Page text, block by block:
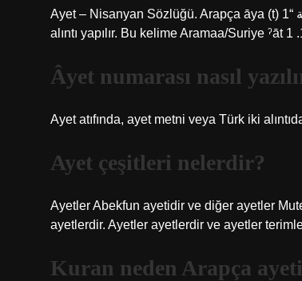
Ayet – Nisanyan Sözlüğü. Arapça āya (t) آية “1. işaret, sembol, sinyal, işaret, işaret, 2. Kuran kelimesi” kelimesinden
Âyet numarası nasıl
Ayet atıfında, ayet metni veya Türk iki
Ayet çeşitleri nelerdir?
Ayetler Abekfun ayetidir ve diğer ayetler
ayetlerdir. Ayetler ayetlerdir ve ayetler
Kuran neden Arapça